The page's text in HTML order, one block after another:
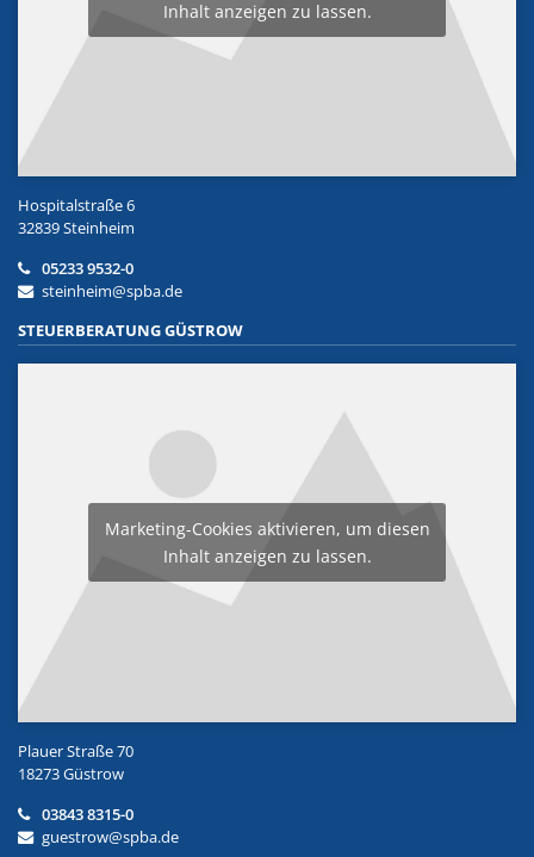
Inhalt anzeigen zu lassen.
Hospitalstraße 6
32839 Steinheim
05233 9532-0
steinheim@spba.de
STEUERBERATUNG GÜSTROW
Marketing-Cookies aktivieren, um diesen
Inhalt anzeigen zu lassen.
Plauer Straße 70
18273 Güstrow
03843 8315-0
guestrow@spba.de